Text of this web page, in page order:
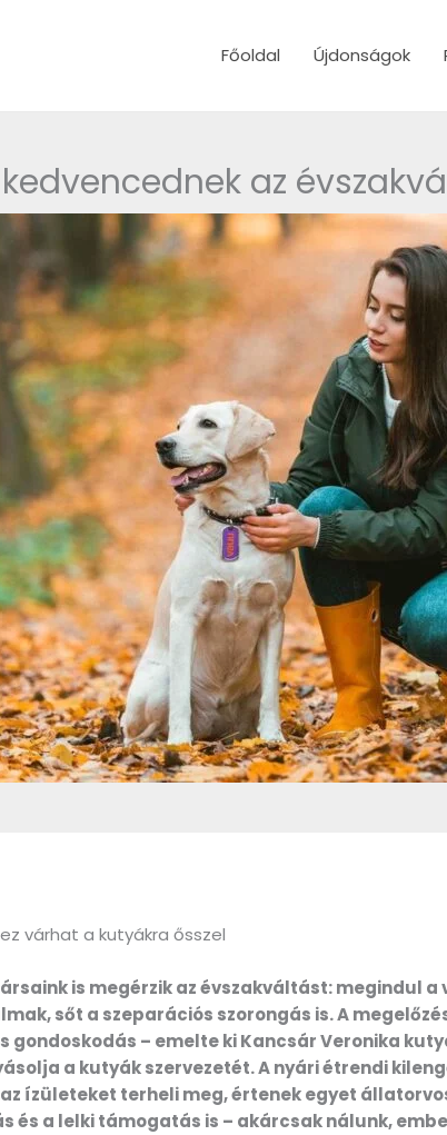
Főoldal Újdonságok
az
várhat a kutyákra ősszel
is megérzik az évszakváltást: megindul
sőt a szeparációs szorongás is. A
– emelte ki Kancsár Veronika
a kutyák szervezetét. A nyári étrendi
ízületeket terheli meg, értenek egyet
és a lelki támogatás is – akárcsak nálunk,